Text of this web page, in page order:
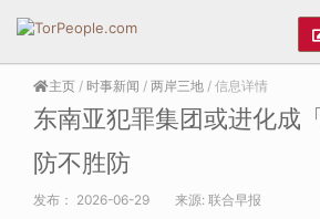
主页 / 时事新闻 / 两岸三地 / 信息详情
东南亚犯罪集团或进化成
防不胜防
发布： 2026-06-29 来源: 联合早报